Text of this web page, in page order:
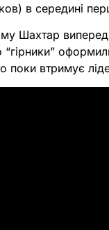
в середині
Шахтар
поки втримує